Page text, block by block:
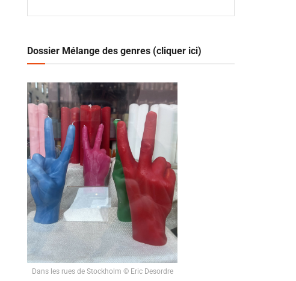
Dossier Mélange des genres (cliquer ici)
Dans les rues de Stockholm © Eric Desordre